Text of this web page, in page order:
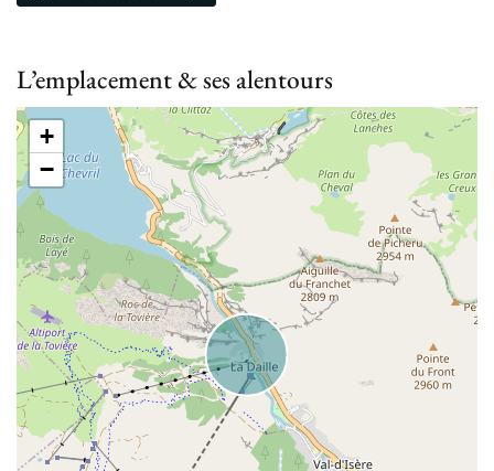
L’emplacement & ses alentours
+
−